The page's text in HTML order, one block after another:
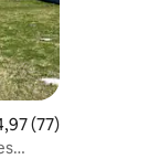
moyenne
(77)